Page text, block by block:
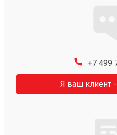
+7 499
Я ваш клиент